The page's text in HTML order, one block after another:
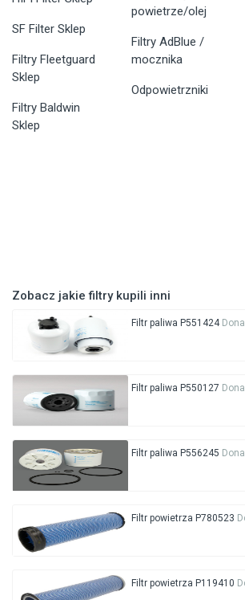
SF Filter Sklep
Filtry Fleetguard
Sklep
Filtry Baldwin
Sklep
powietrze/olej
Filtry AdBlue /
mocznika
Odpowietrzniki
Zobacz jakie filtry kupili inni
Filtr paliwa P551424
Filtr paliwa P550127
Filtr paliwa P556245
Filtr powietrza P780523
Filtr powietrza P119410